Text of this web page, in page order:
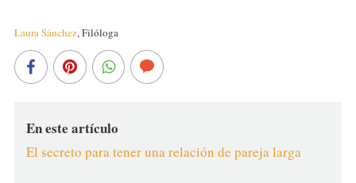
Laura Sánchez, Filóloga
En este artículo
El secreto para tener una relación de pareja larga